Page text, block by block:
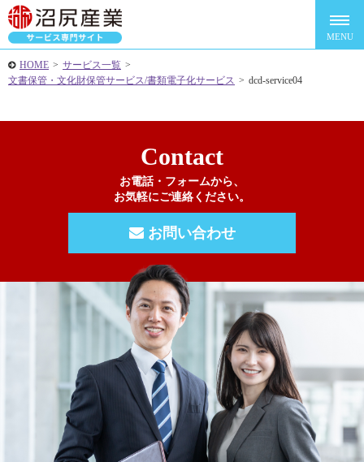
HOME > サービス一覧 >
文書保管・文化財保管サービス/書類電子化サービス > dcd-service04
Contact
お電話・フォームから、
お気軽にご連絡ください。
お問い合わせ